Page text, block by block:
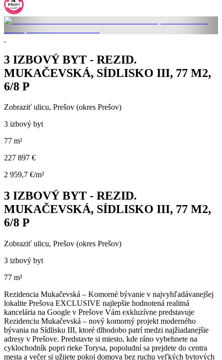
3 IZBOVÝ BYT - REZID.
MUKAČEVSKÁ, SÍDLISKO III, 77 M2,
6/8 P
Zobraziť ulicu, Prešov (okres Prešov)
3 izbový byt
77 m²
227 897 €
2 959,7 €/m²
3 IZBOVÝ BYT - REZID.
MUKAČEVSKÁ, SÍDLISKO III, 77 M2,
6/8 P
Zobraziť ulicu, Prešov (okres Prešov)
3 izbový byt
77 m²
Rezidencia Mukačevská – Komorné bývanie v najvyhľadávanejšej
lokalite Prešova EXCLUSIVE najlepšie hodnotená realitná
kancelária na Google v Prešove Vám exkluzívne predstavuje
Rezidenciu Mukačevská – nový komorný projekt moderného
bývania na Sídlisku III, ktoré dlhodobo patrí medzi najžiadanejšie
adresy v Prešove. Predstavte si miesto, kde ráno vybehnete na
cyklochodník popri rieke Torysa, popoludní sa prejdete do centra
mesta a večer si užijete pokoj domova bez ruchu veľkých bytových